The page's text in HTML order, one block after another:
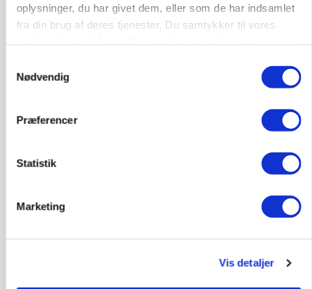
oplysninger, du har givet dem, eller som de har indsamlet
fra din brug af deres tjenester. Du samtykker til vores
Nødvendig
Præferencer
Statistik
Marketing
Vis detaljer
32.500 stipladser skifter slagteri: En af landets
største producenter sender nu grisene til